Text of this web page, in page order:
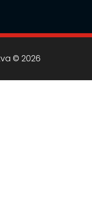
© 2026